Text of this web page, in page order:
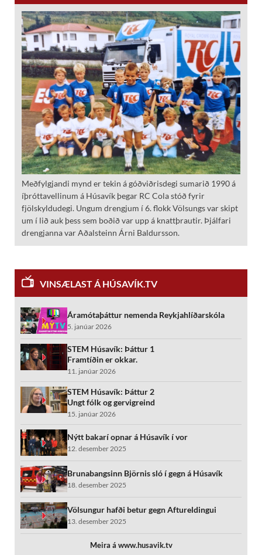
Meðfylgjandi mynd er tekin á góðviðrisdegi sumarið 1990 á
íþróttavellinum á Húsavík þegar RC Cola stóð fyrir
fjölskyldudegi. Ungum drengjum í 6. flokk Völsungs var skipt
um í lið auk þess sem boðið var upp á knattþrautir. Þjálfari
drengjanna var Aðalsteinn Árni Baldursson.
VINSÆLAST Á HÚSAVÍK.TV
Áramótaþáttur nemenda Reykjahlíðarskóla
5. janúar 2026
STEM Húsavík: Þáttur 1
Framtíðin er okkar.
11. janúar 2026
STEM Húsavík: Þáttur 2
Ungt fólk og gervigreind
15. janúar 2026
Nýtt bakarí opnar á Húsavík í vor
12. desember 2025
Brunabangsinn Björnis sló í gegn á Húsavík
18. desember 2025
Völsungur hafði betur gegn Aftureldingui
13. desember 2025
Meira á www.husavik.tv